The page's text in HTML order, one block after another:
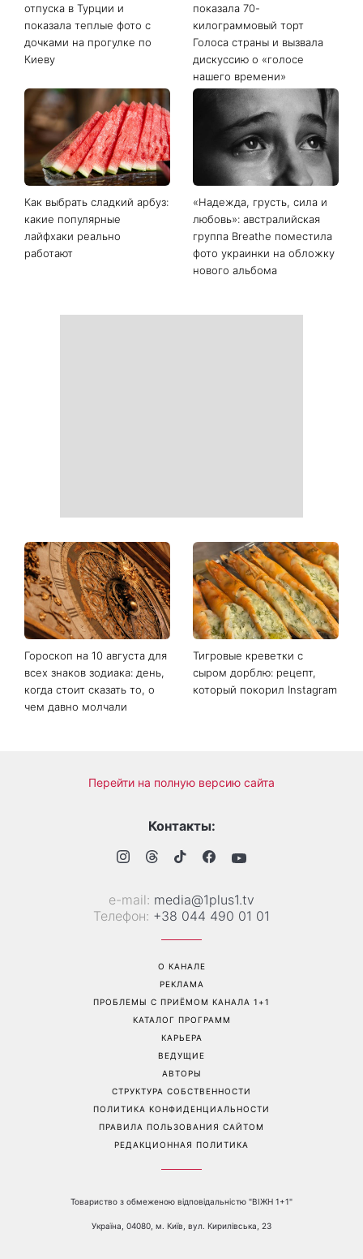
отпуска в Турции и
показала теплые фото с
дочками на прогулке по
Киеву
показала 70-
килограммовый торт
Голоса страны и вызвала
дискуссию о «голосе
нашего времени»
Как выбрать сладкий арбуз:
какие популярные
лайфхаки реально
работают
«Надежда, грусть, сила и
любовь»: австралийская
группа Breathe поместила
фото украинки на обложку
нового альбома
Гороскоп на 10 августа для
всех знаков зодиака: день,
когда стоит сказать то, о
чем давно молчали
Тигровые креветки с
сыром дорблю: рецепт,
который покорил Instagram
Перейти на полную версию сайта
Контакты:
е-mail: media@1plus1.tv
Телефон: +38 044 490 01 01
О КАНАЛЕ
РЕКЛАМА
ПРОБЛЕМЫ С ПРИЁМОМ КАНАЛА 1+1
КАТАЛОГ ПРОГРАММ
КАРЬЕРА
ВЕДУЩИЕ
АВТОРЫ
СТРУКТУРА СОБСТВЕННОСТИ
ПОЛИТИКА КОНФИДЕНЦИАЛЬНОСТИ
ПРАВИЛА ПОЛЬЗОВАНИЯ САЙТОМ
РЕДАКЦИОННАЯ ПОЛИТИКА
Товариство з обмеженою відповідальністю "ВІЖН 1+1"
Україна, 04080, м. Київ, вул. Кирилівська, 23